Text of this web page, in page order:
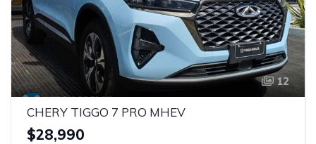
12
CHERY TIGGO 7 PRO MHEV
$28,990